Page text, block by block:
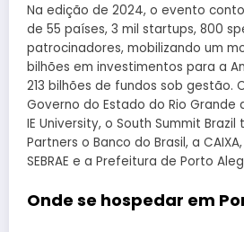
Na edição de 2024, o evento
de 55 países, 3 mil startups, 800
patrocinadores, mobilizando um
bilhões em investimentos para a
213 bilhões de fundos sob gestão.
Governo do Estado do Rio Grande
IE University, o South Summit
Partners o Banco do Brasil, a
SEBRAE e a Prefeitura de Porto
Onde se hospedar em